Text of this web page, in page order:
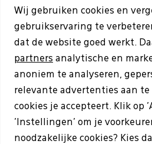
Analytische cookies
Wij gebruiken cookies en
gebruikservaring te
dat de website goed werkt.
partners analytische en
anoniem te analyseren,
relevante advertenties aan
cookies je accepteert. Klik op
'Instellingen' om je
noodzakelijke cookies? Kies